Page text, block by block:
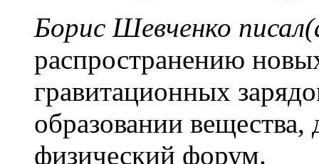
Борис Шевченко
распространению
гравитационных
образовании вещества,
физический форум.